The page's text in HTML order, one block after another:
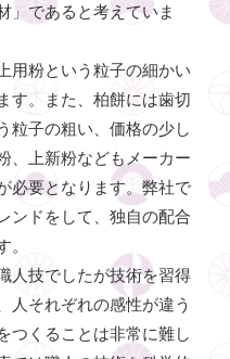
」であると考えていま
用粉という粒子の細かい
す。また、柏餅には歯切
粒子の粗い、価格の少し
、上新粉などもメーカー
必要となります。弊社で
ンドをして、独自の配合
。
人技でしたが技術を習得
人それぞれの感性が違う
つくることは非常に難し